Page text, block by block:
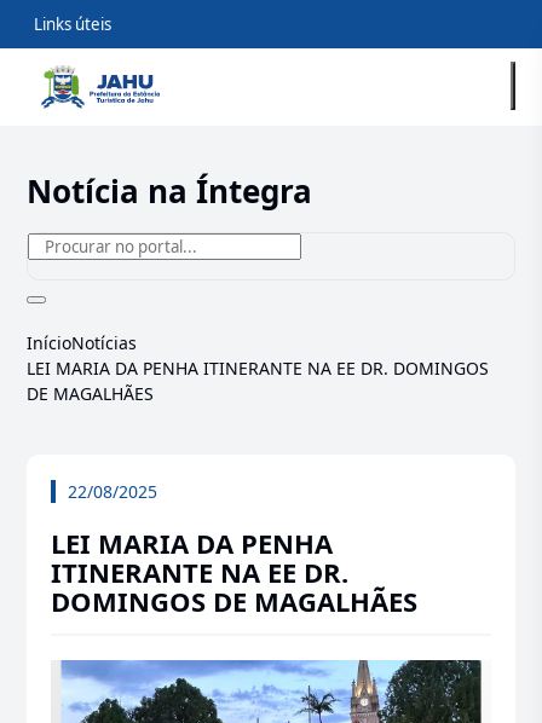
Links úteis
Notícia na Íntegra
InícioNotícias
LEI MARIA DA PENHA ITINERANTE NA EE DR. DOMINGOS
DE MAGALHÃES
22/08/2025
LEI MARIA DA PENHA
ITINERANTE NA EE DR.
DOMINGOS DE MAGALHÃES